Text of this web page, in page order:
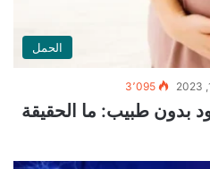
الحمل
3٬095
بدون طبيب: ما الحقيقة